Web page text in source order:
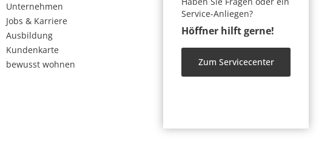
Unternehmen
Jobs & Karriere
Ausbildung
Kundenkarte
bewusst wohnen
Service-Anliegen?
Höffner hilft gerne!
Zum Servicecenter